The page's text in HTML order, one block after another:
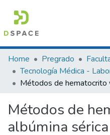
Communities & Collections
All of DSpace
Home Pregrado
Métodos de
albúmina